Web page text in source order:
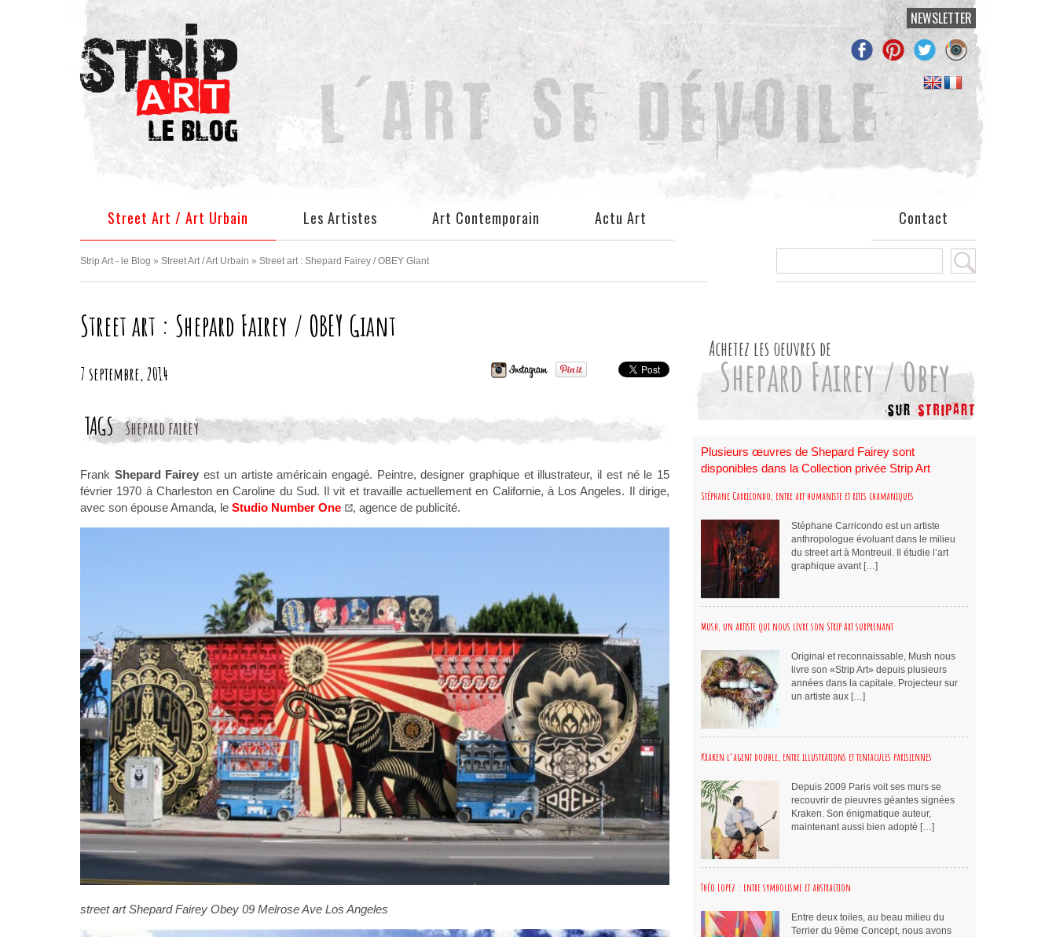
NEWSLETTER
FacebookPinterestTwitterInstagram
Street Art / Art Urbain Les Artistes Art Contemporain Actu Art Contact
Strip Art - le Blog » Street Art / Art Urbain » Street art : Shepard Fairey / OBEY Giant
Street art : Shepard Fairey / OBEY Giant
7 septembre, 2014
TAGS Shepard fairey
Frank Shepard Fairey est un artiste américain engagé. Peintre, designer graphique et illustrateur, il est né le 15
février 1970 à Charleston en Caroline du Sud. Il vit et travaille actuellement en Californie, à Los Angeles. Il dirige,
avec son épouse Amanda, le Studio Number One , agence de publicité.
street art Shepard Fairey Obey 09 Melrose Ave Los Angeles
Achetez les oeuvres de
Shepard Fairey / Obey
Plusieurs œuvres de Shepard Fairey sont
disponibles dans la Collection privée Strip Art
Stéphane Carricondo, entre art humaniste et rites chamaniques
Stéphane Carricondo est un artiste
anthropologue évoluant dans le milieu
du street art à Montreuil. Il étudie l’art
graphique avant […]
Mush, un artiste qui nous livre son Strip Art surprenant
Original et reconnaissable, Mush nous
livre son «Strip Art» depuis plusieurs
années dans la capitale. Projecteur sur
un artiste aux […]
Kraken l’agent double, entre illustrations et tentacules parisiennes
Depuis 2009 Paris voit ses murs se
recouvrir de pieuvres géantes signées
Kraken. Son énigmatique auteur,
maintenant aussi bien adopté […]
Théo Lopez : entre symbolisme et abstraction
Entre deux toiles, au beau milieu du
Terrier du 9ème Concept, nous avons